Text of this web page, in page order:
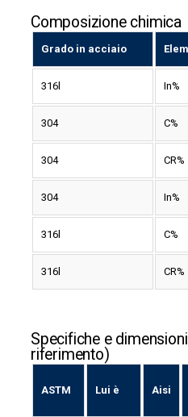
Composizione chimica
Grado in acciaio
316l In%
304 C%
304 CR%
304 In%
316l C%
316l CR%
Specifiche e
riferimento)
ASTM Lui è Aisi